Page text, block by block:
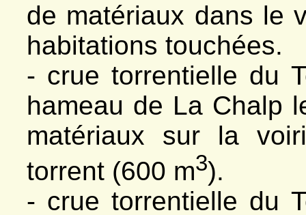
de matériaux dans le
habitations touchées.
- crue torrentielle du
hameau de La Chalp
matériaux sur la
torrent (600 m3).
- crue torrentielle du